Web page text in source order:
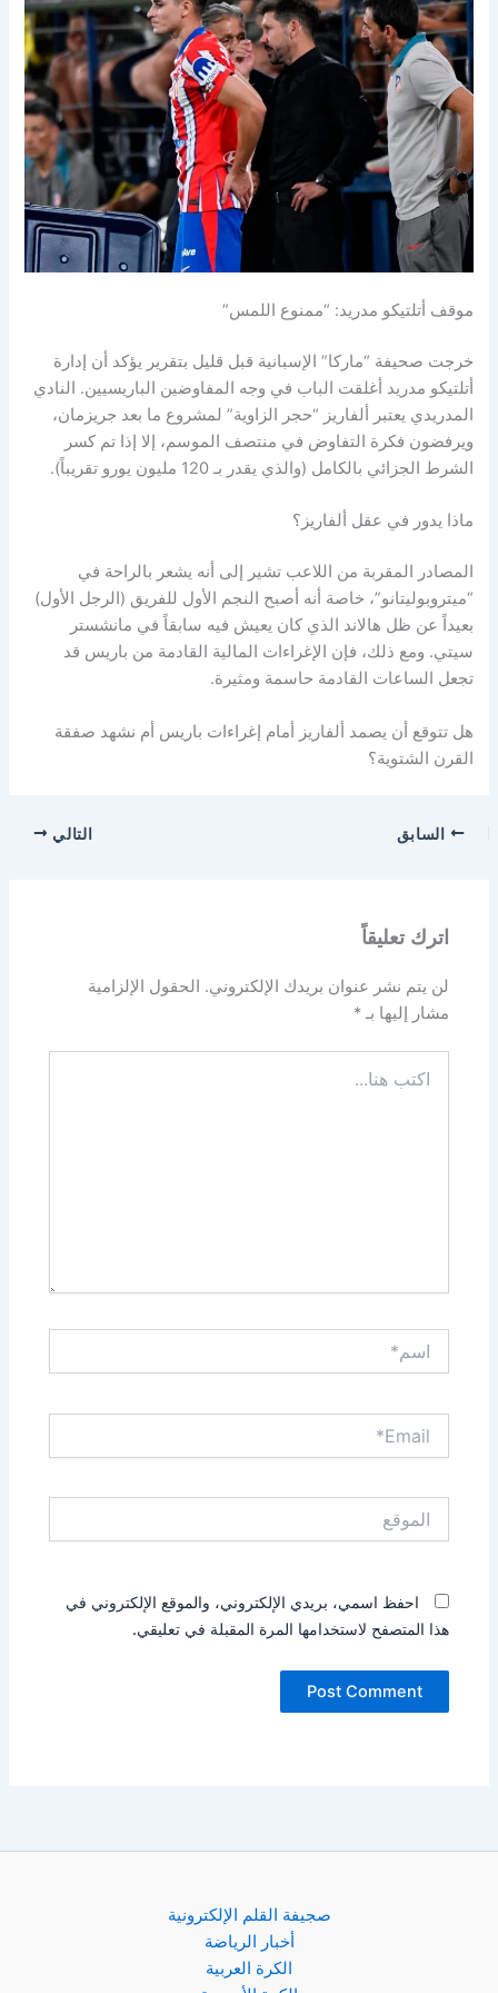
موقف أتلتيكو مدريد: “ممنوع اللمس”
خرجت صحيفة “ماركا” الإسبانية قبل قليل بتقرير يؤكد أن إدارة
أتلتيكو مدريد أغلقت الباب في وجه المفاوضين الباريسيين. النادي
المدريدي يعتبر ألفاريز “حجر الزاوية” لمشروع ما بعد جريزمان،
ويرفضون فكرة التفاوض في منتصف الموسم، إلا إذا تم كسر
الشرط الجزائي بالكامل (والذي يقدر بـ 120 مليون يورو تقريباً).
ماذا يدور في عقل ألفاريز؟
المصادر المقربة من اللاعب تشير إلى أنه يشعر بالراحة في
“ميتروبوليتانو”، خاصة أنه أصبح النجم الأول للفريق (الرجل الأول)
بعيداً عن ظل هالاند الذي كان يعيش فيه سابقاً في مانشستر
سيتي. ومع ذلك، فإن الإغراءات المالية القادمة من باريس قد
تجعل الساعات القادمة حاسمة ومثيرة.
هل تتوقع أن يصمد ألفاريز أمام إغراءات باريس أم نشهد صفقة
القرن الشتوية؟
السابق التالي
اترك تعليقاً
لن يتم نشر عنوان بريدك الإلكتروني. الحقول الإلزامية
مشار إليها بـ*
هنا...
احفظ اسمي، بريدي الإلكتروني، والموقع الإلكتروني في
هذا المتصفح لاستخدامها المرة المقبلة في تعليقي.
صجيفة القلم الإلكترونية
أخبار الرياضة
الكرة العربية